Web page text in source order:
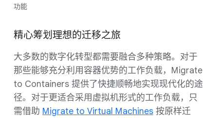
功能
精心筹划理想的迁移之旅
大多数的数字化转型都需要融合多种策略。对于
那些能够充分利用容器优势的工作负载，Migrate
to Containers 提供了快捷顺畅地实现现代化的途
径。对于更适合采用虚拟机形式的工作负载，只
需借助 Migrate to Virtual Machines 按原样迁